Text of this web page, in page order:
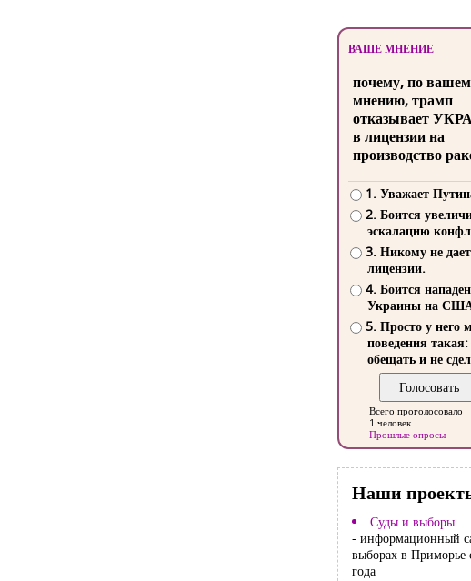
ВАШЕ МНЕНИЕ
почему, по
мнению, трамп
отказывает
в лицензии на
производство
1. Уважает
2. Боится
эскалацию
3. Никому не
лицензии.
4. Боится
Украины на
5. Просто у него
поведения такая:
обещать и не
Всего проголосовало
1 человек
Прошлые опросы
Наши
Суды и выборы
- информационный
выборах в Приморье
года